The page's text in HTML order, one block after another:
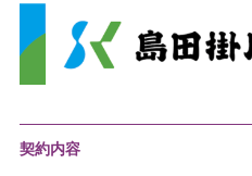
契約内容